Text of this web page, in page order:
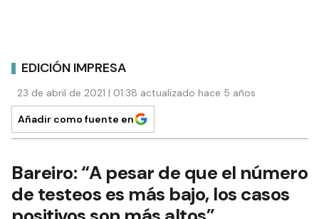
EDICIÓN IMPRESA
23 de abril de 2021 | 01:38 actualizado hace 5 años
Añadir como fuente en
Bareiro: “A pesar de que el número
de testeos es más bajo, los casos